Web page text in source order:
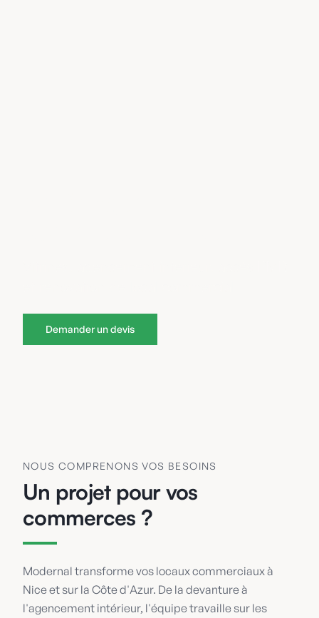
Demander un devis
NOUS COMPRENONS VOS BESOINS
Un projet pour vos
commerces ?
Modernal transforme vos locaux commerciaux à
Nice et sur la Côte d'Azur. De la devanture à
l'agencement intérieur, l'équipe travaille sur les